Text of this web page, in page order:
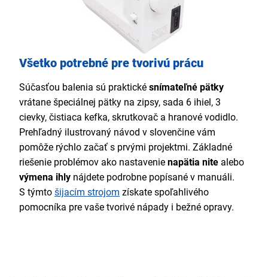
Všetko potrebné pre tvorivú prácu
Súčasťou balenia sú praktické snímateľné pätky
vrátane špeciálnej pätky na zipsy, sada 6 ihiel, 3
cievky, čistiaca kefka, skrutkovač a hranové vodidlo.
Prehľadný ilustrovaný návod v slovenčine vám
pomôže rýchlo začať s prvými projektmi. Základné
riešenie problémov ako nastavenie napätia nite alebo
výmena ihly nájdete podrobne popísané v manuáli.
S týmto šijacím strojom získate spoľahlivého
pomocníka pre vaše tvorivé nápady i bežné opravy.